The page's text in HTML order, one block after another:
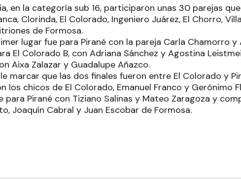
en la categoría sub 16, participaron unas 30 parejas
Clorinda, El Colorado, Ingeniero Juárez, El Chorro,
de Formosa.
lugar fue para Pirané con la pareja Carla Chamorro
El Colorado B, con Adriana Sánchez y Agostina
Aixa Zalazar y Guadalupe Añazco.
marcar que las dos finales fueron entre El Colorado y
los chicos de El Colorado, Emanuel Franco y Gerónimo
para Pirané con Tiziano Salinas y Mateo Zaragoza y
Joaquín Cabral y Juan Escobar de Formosa.